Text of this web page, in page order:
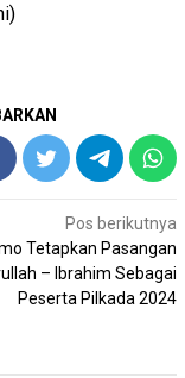
Pos berikutnya
Tetapkan Pasangan
– Ibrahim Sebagai
Peserta Pilkada 2024